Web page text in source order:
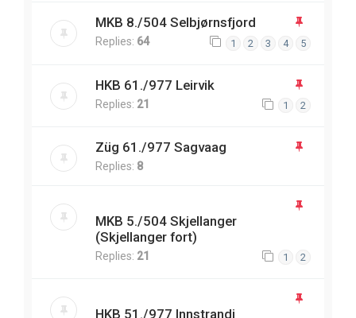
MKB 8./504 Selbjørnsfjord
Replies: 64 1 2 3 4 5
HKB 61./977 Leirvik
Replies: 21 1 2
Züg 61./977 Sagvaag
Replies: 8
MKB 5./504 Skjellanger
(Skjellanger fort)
Replies: 21 1 2
HKB 51./977 Innstrandi